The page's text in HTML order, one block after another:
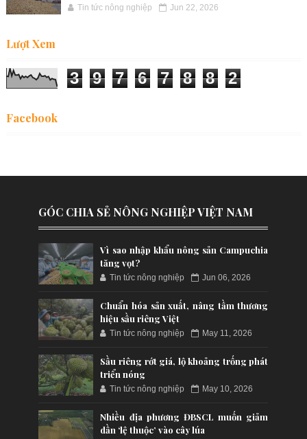
Tin tức nông nghiệp Jun 22, 2026
Lượt Xem
3 9 7 6 7 8 8 2
Facebook
GÓC CHIA SẺ NÔNG NGHIỆP VIỆT NAM
Vì sao nhập khẩu nông sản Campuchia
tăng vọt?
Tin tức nông nghiệp Jun 06, 2026
Chuẩn hóa sản xuất, nâng tầm thương
hiệu sầu riêng Việt
Tin tức nông nghiệp May 11, 2026
Sầu riêng rớt giá, lộ khoảng trống phát
triển nóng
Tin tức nông nghiệp May 10, 2026
Nhiều địa phương ĐBSCL muốn giảm
dần ‘lệ thuộc’ vào cây lúa